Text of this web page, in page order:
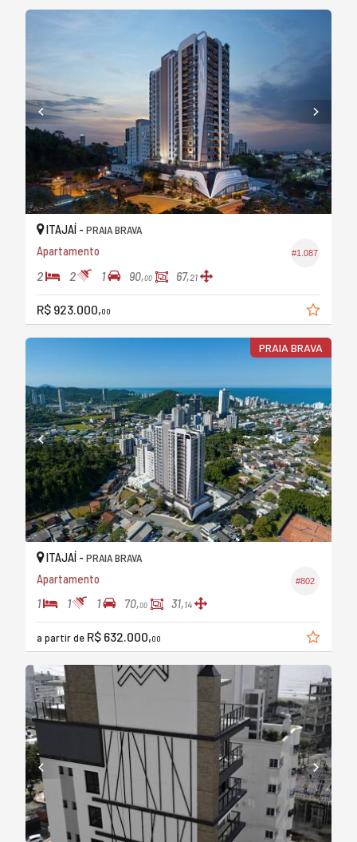
#1.087
ITAJAÍ - PRAIA BRAVA
Apartamento
2 2 1 90,00 67,21
R$ 923.000,00
PRAIA BRAVA
#802
ITAJAÍ - PRAIA BRAVA
Apartamento
1 1 1 70,00 31,14
a partir de R$ 632.000,00